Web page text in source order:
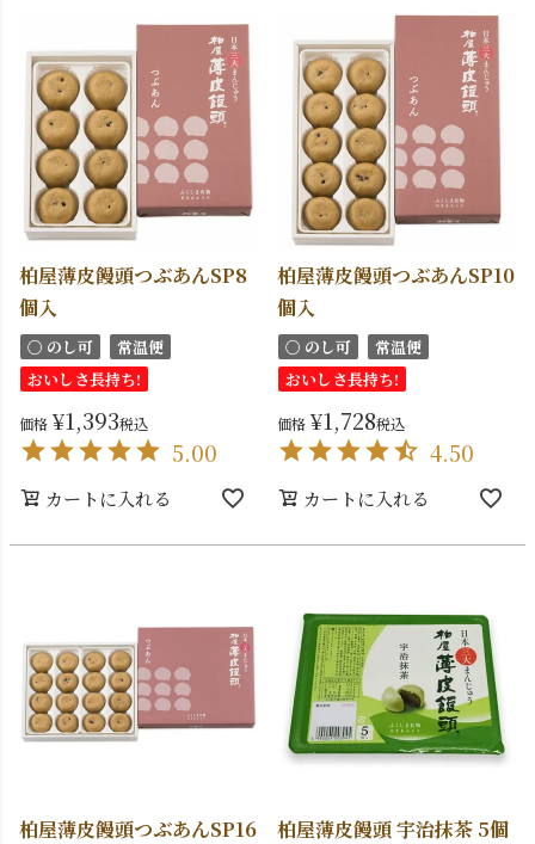
柏屋薄皮饅頭つぶあんSP8
個入
〇 のし可
常温便
おいしさ長持ち!
価格 ¥1,393税込
5.00
カートに入れる
柏屋薄皮饅頭つぶあんSP10
個入
〇 のし可
常温便
おいしさ長持ち!
価格 ¥1,728税込
4.50
カートに入れる
柏屋薄皮饅頭つぶあんSP16 柏屋薄皮饅頭 宇治抹茶 5個